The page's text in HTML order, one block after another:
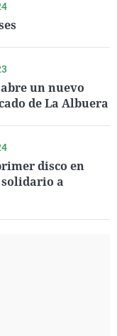
un nuevo
de La Albuera
disco en
a